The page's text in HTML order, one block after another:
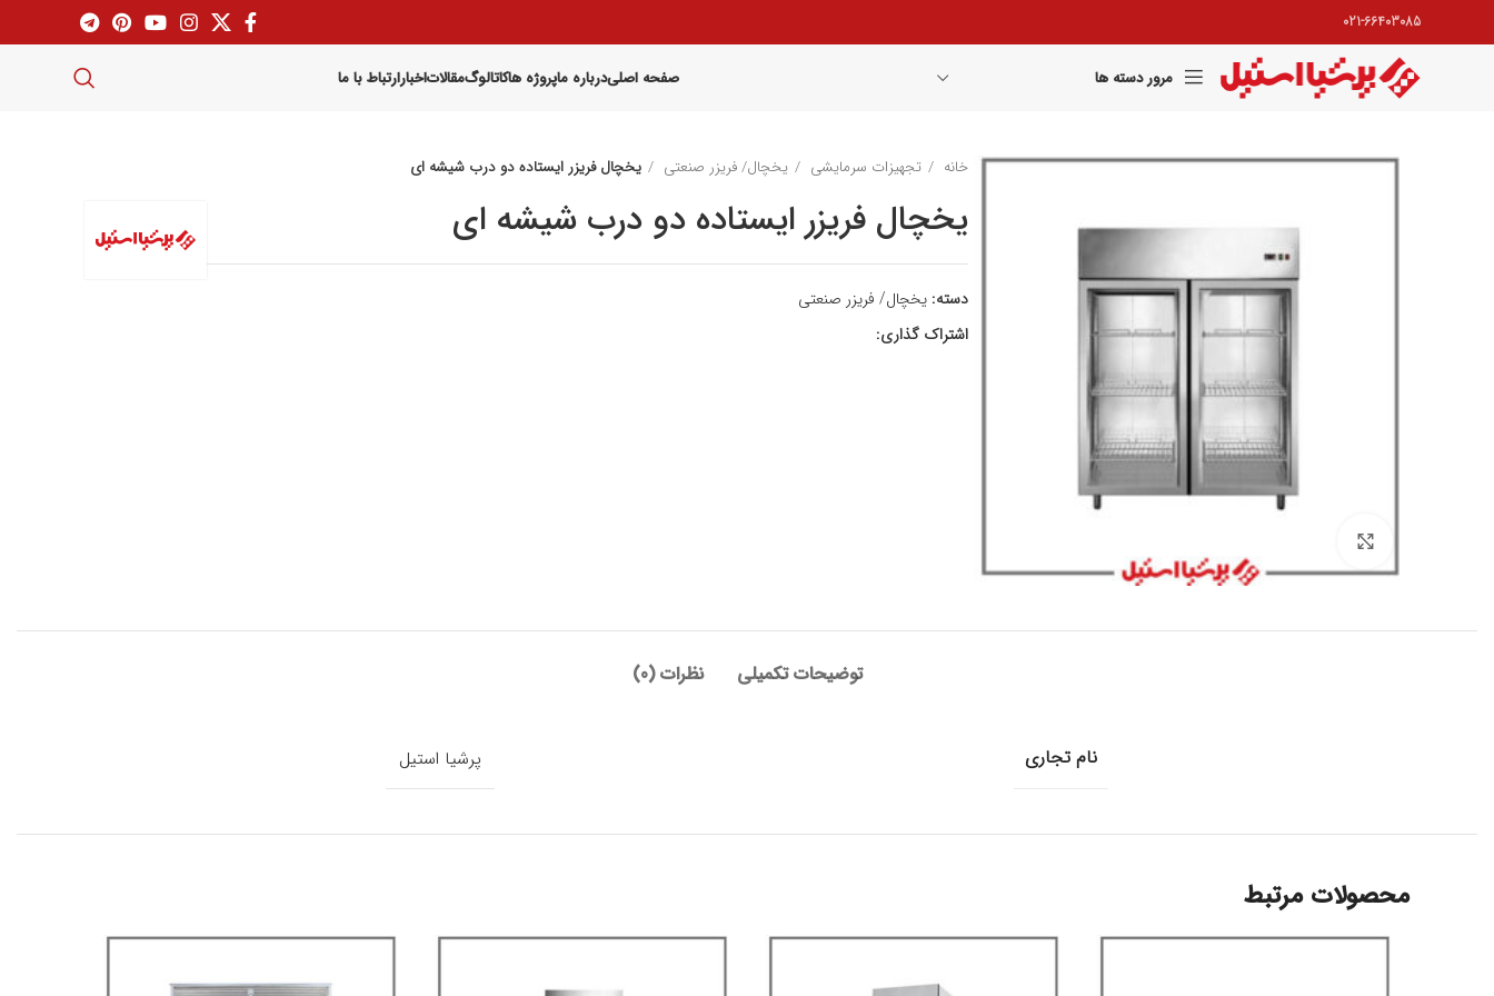
021-66403085
مرور دسته ها صفحه اصلیدرباره ماپروژه هاکاتالوگمقالاتاخبارارتباط با ما
خانه تجهیزات سرمایشی یخچال/ فریزر صنعتی یخچال فریزر ایستاده دو درب شیشه ای
یخچال فریزر ایستاده دو درب شیشه ای
دسته: یخچال/ فریزر صنعتی
اشتراک گذاری:
توضیحات تکمیلی نظرات (0)
نام تجاری پرشیا استیل
محصولات مرتبط